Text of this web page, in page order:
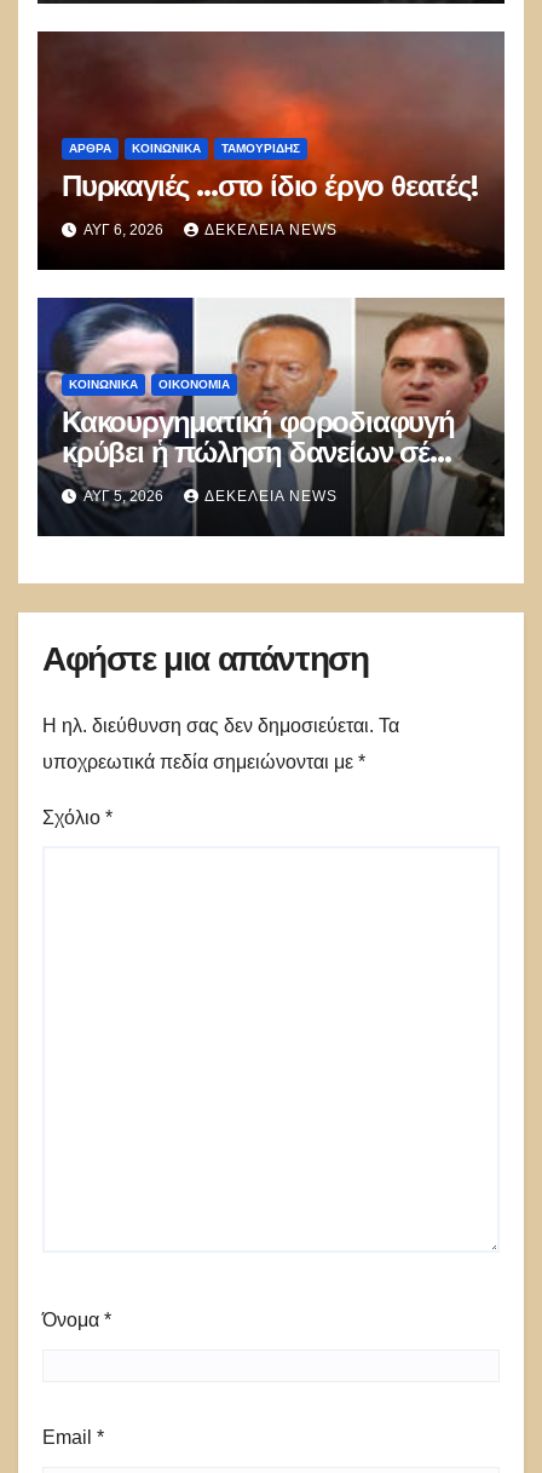
ΑΡΘΡΑ ΚΟΙΝΩΝΙΚΑ ΤΑΜΟΥΡΊΔΗΣ
Πυρκαγιές …στο ίδιο έργο θεατές!
ΑΥΓ 6, 2026 ΔΕΚΈΛΕΙΑ NEWS
ΚΟΙΝΩΝΙΚΑ ΟΙΚΟΝΟΜΙΑ
Κακουργηματική φοροδιαφυγή
κρύβει ἡ πώληση δανείων σέ
funds
ΑΥΓ 5, 2026 ΔΕΚΈΛΕΙΑ NEWS
Αφήστε μια απάντηση
Η ηλ. διεύθυνση σας δεν δημοσιεύεται. Τα
υποχρεωτικά πεδία σημειώνονται με *
Σχόλιο *
Όνομα *
Email *